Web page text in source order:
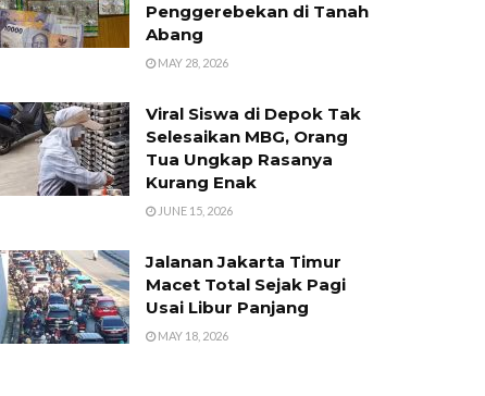
Penggerebekan di Tanah
Abang
MAY 28, 2026
Viral Siswa di Depok Tak
Selesaikan MBG, Orang
Tua Ungkap Rasanya
Kurang Enak
JUNE 15, 2026
Jalanan Jakarta Timur
Macet Total Sejak Pagi
Usai Libur Panjang
MAY 18, 2026